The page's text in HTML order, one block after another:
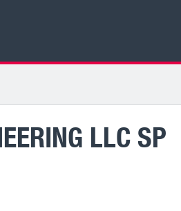
LLC SP